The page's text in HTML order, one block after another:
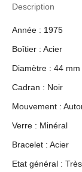
Description
Année : 1975
Boîtier : Acier
Diamètre : 44 mm
Cadran : Noir
Mouvement :
Verre : Minéral
Bracelet : Acier
Etat général :